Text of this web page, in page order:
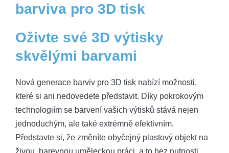
barviva pro 3D tisk
Oživte své 3D výtisky
skvělými barvami
Nová generace barviv pro 3D tisk nabízí možnosti,
které si ani nedovedete představit. Díky pokrokovým
technologiím se barvení vašich výtisků stává nejen
jednoduchým, ale také extrémně efektivním.
Představte si, že změníte obyčejný plastový objekt na
živou, barevnou uměleckou práci, a to bez nutnosti